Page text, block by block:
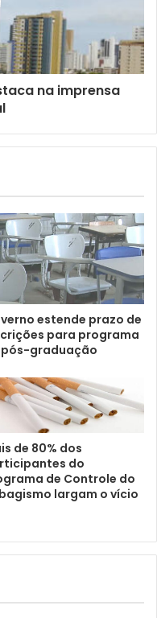
na imprensa
estende prazo de
para programa
pós-graduação
de 80% dos
do
de Controle do
largam o vício